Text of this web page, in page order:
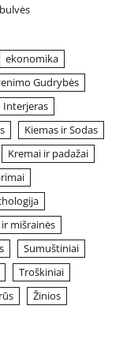
ekonomika
Gudrybės
Interjeras
Kiemas ir Sodas
Kremai ir padažai
mišrainės
Sumuštiniai
Troškiniai
Žinios